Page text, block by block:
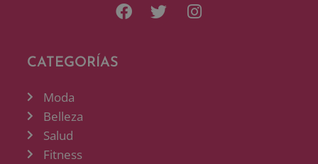
CATEGORÍAS
Moda
Belleza
Salud
Fitness